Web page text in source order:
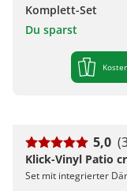
Komplett-Set
Du sparst
5,0
Klick-Vinyl Patio
Set mit integrierter